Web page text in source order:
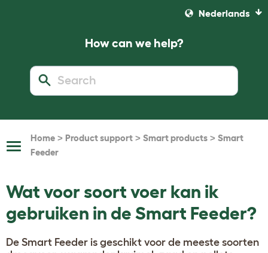
Nederlands
How can we help?
Toggle
Home > Product support > Smart products > Smart
Feeder
Wat voor soort voer kan ik
gebruiken in de Smart Feeder?
De Smart Feeder is geschikt voor de meeste soorten